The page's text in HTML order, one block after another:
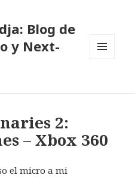
Blog de
y Next-
2:
– Xbox 360
el micro a mi